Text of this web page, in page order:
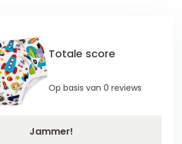
Jammer!
Totale score
Op basis van 0 reviews